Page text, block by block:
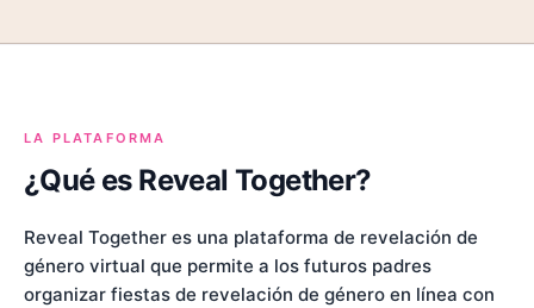
LA PLATAFORMA
¿Qué es Reveal Together?
Reveal Together es una plataforma de revelación de
género virtual que permite a los futuros padres
organizar fiestas de revelación de género en línea con